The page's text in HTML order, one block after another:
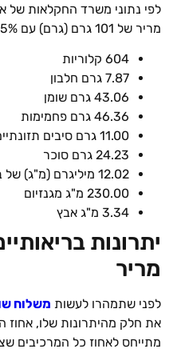
לפי נתוני משרד החקלאות של
מריר של 101 גרם (גרם) עם 70-85% מוצקי קקאו מספקת:
604 קלוריות
7.87 גרם חלבון
43.06 גרם שומן
46.36 גרם פחמימות
11.00 גרם סיבים תזונתיים
24.23 גרם סוכר
12.02 מיליגרם (מ"ג) של ברזל
230.00 מ"ג מגנזיום
3.34 מ"ג אבץ
יתרונות
מריר
לפני שתמהרו לעשות משלוח
את חלק מהיתרונות שלו, אחוז
מתייחס לאחוז כל המרכיבים